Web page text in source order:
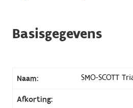
Basisgegevens
Naam: SMO-SCOTT
Afkorting: